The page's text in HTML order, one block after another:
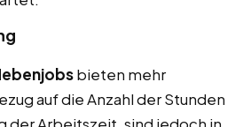
bieten mehr
auf die Anzahl der Stunden